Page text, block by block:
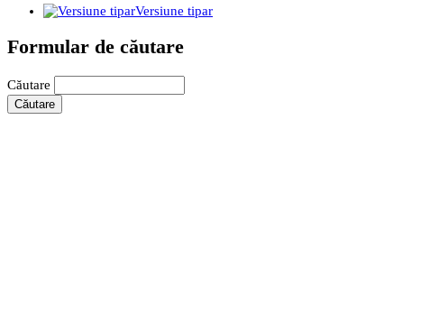
Versiune tipar
Formular de căutare
Căutare